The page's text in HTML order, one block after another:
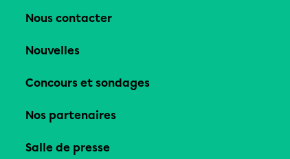
Nous contacter
Nouvelles
Concours et sondages
Nos partenaires
Salle de presse